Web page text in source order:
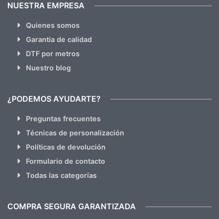
NUESTRA EMPRESA
Quienes somos
Garantia de calidad
DTF por metros
Nuestro blog
¿PODEMOS AYUDARTE?
Preguntas frecuentes
Técnicas de personalización
Políticas de devolución
Formulario de contacto
Todas las categorías
COMPRA SEGURA GARANTIZADA